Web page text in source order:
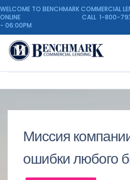
WELCOME TO BENCHMARK COMMERCIAL
ONLINE CALL 1-800-793-
- 06:00PM
Миссия
ошибки любого